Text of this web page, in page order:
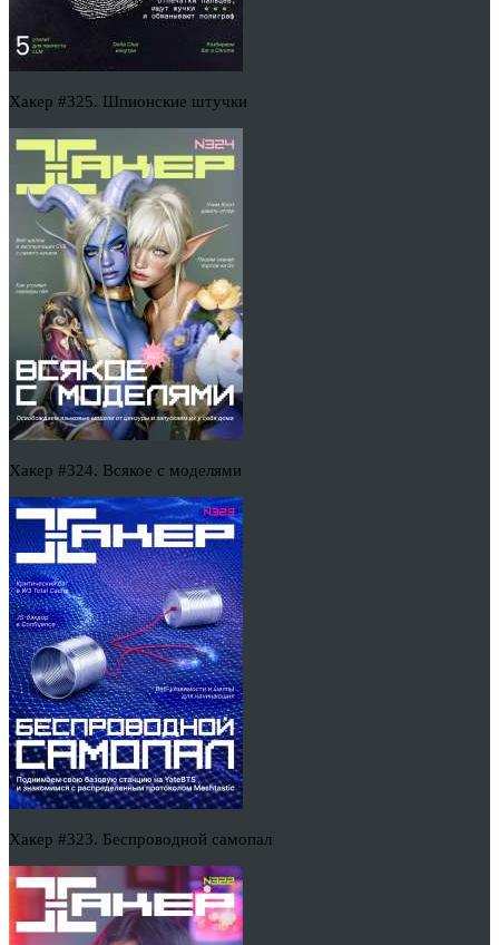
Хакер #325. Шпионские штучки
Хакер #324. Всякое с моделями
Хакер #323. Беспроводной самопал